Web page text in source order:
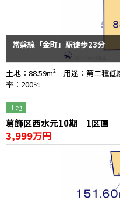
常磐線「金町」駅徒歩23分
土地：88.59m² 用途：第二種
率：200％
土地
葛飾区西水元10期 1区画
3,999万円